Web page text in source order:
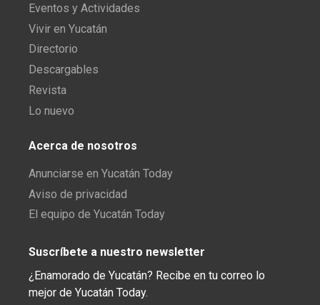
Eventos y Actividades
Vivir en Yucatán
Directorio
Descargables
Revista
Lo nuevo
Acerca de nosotros
Anunciarse en Yucatán Today
Aviso de privacidad
El equipo de Yucatán Today
Suscríbete a nuestro newsletter
¿Enamorado de Yucatán? Recibe en tu correo lo
mejor de Yucatán Today.